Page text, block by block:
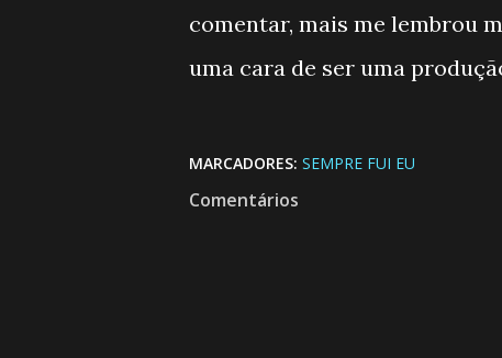
comentar, mais me lembrou
uma cara de ser uma
MARCADORES: SEMPRE FUI EU
Comentários